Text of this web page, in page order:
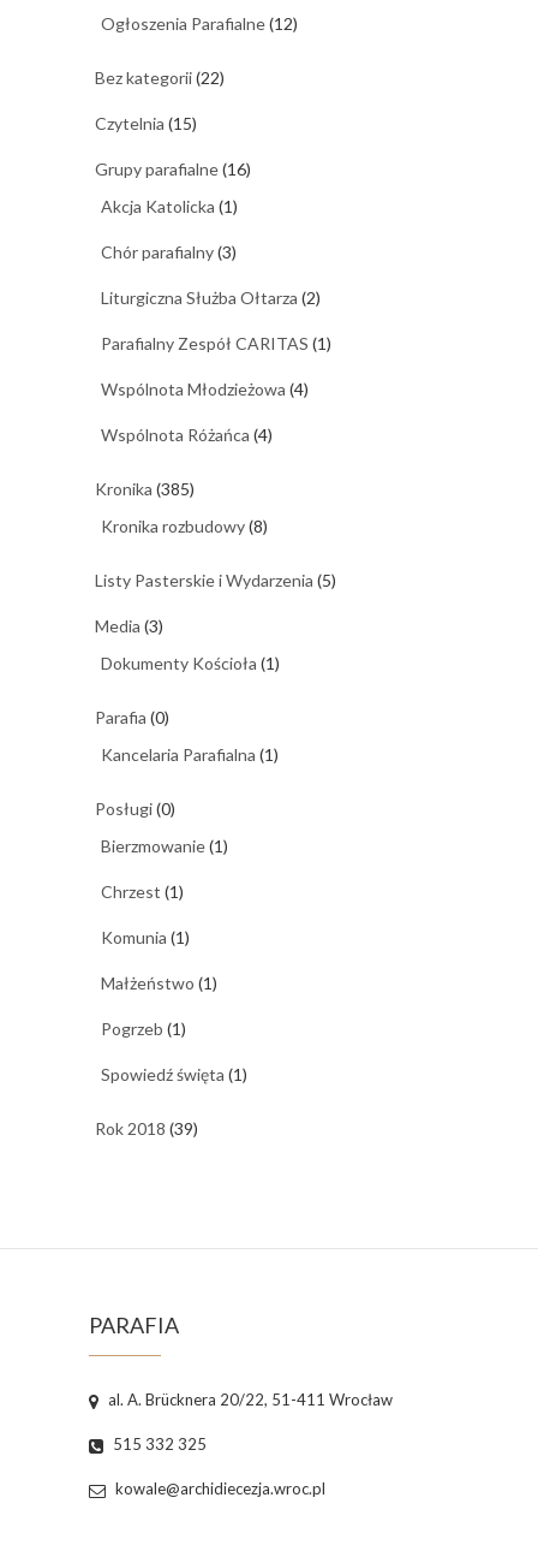
Ogłoszenia Parafialne(12)
Bez kategorii(22)
Czytelnia (15)
Grupy parafialne(16)
Akcja Katolicka (1)
Chór parafialny(3)
Liturgiczna Służba Ołtarza (2)
Parafialny Zespół CARITAS (1)
Wspólnota Młodzieżowa (4)
Wspólnota Różańca (4)
Kronika (385)
Kronika rozbudowy(8)
Listy Pasterskie i Wydarzenia (5)
Media (3)
Dokumenty Kościoła (1)
Parafia (0)
Kancelaria Parafialna (1)
Posługi(0)
Bierzmowanie(1)
Chrzest (1)
Komunia (1)
Małżeństwo (1)
Pogrzeb (1)
Spowiedź święta (1)
Rok 2018 (39)
PARAFIA
al. A. Brücknera 20/22, 51-411 Wrocław
515 332 325
kowale@archidiecezja.wroc.pl